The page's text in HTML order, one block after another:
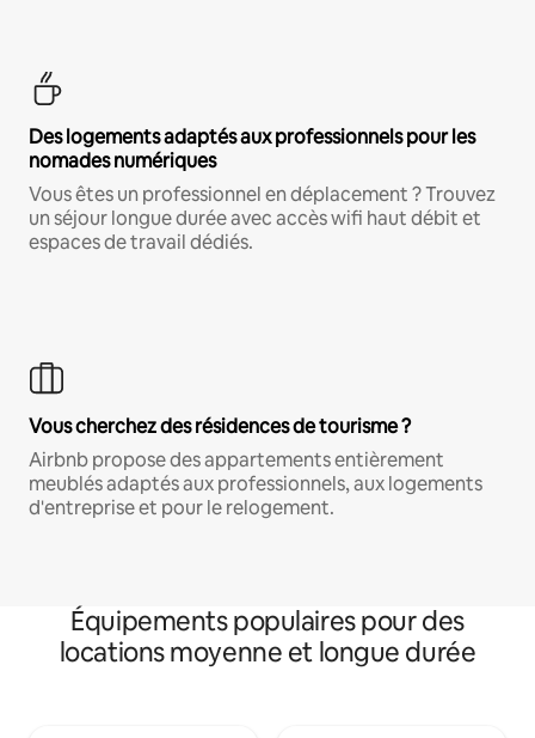
Des logements adaptés aux professionnels pour les
nomades numériques
Vous êtes un professionnel en déplacement ? Trouvez
un séjour longue durée avec accès wifi haut débit et
espaces de travail dédiés.
Vous cherchez des résidences de tourisme ?
Airbnb propose des appartements entièrement
meublés adaptés aux professionnels, aux logements
d'entreprise et pour le relogement.
Équipements populaires pour des
locations moyenne et longue durée